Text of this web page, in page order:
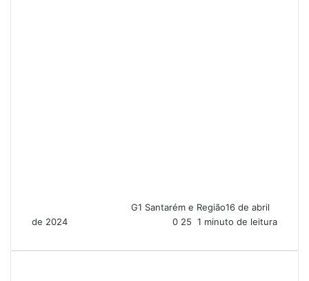
G1 Santarém e Região16 de abril
de 2024
0 25 1 minuto de leitura